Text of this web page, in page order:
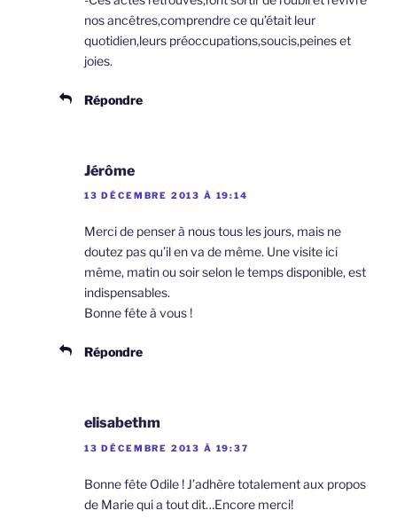
nos ancêtres,comprendre ce qu’était leur
quotidien,leurs préoccupations,soucis,peines et
joies.
Répondre
Jérôme
13 DÉCEMBRE 2013 À 19:14
Merci de penser à nous tous les jours, mais ne
doutez pas qu’il en va de même. Une visite ici
même, matin ou soir selon le temps disponible, est
indispensables.
Bonne fête à vous !
Répondre
elisabethm
13 DÉCEMBRE 2013 À 19:37
Bonne fête Odile ! J’adhère totalement aux propos
de Marie qui a tout dit…Encore merci!